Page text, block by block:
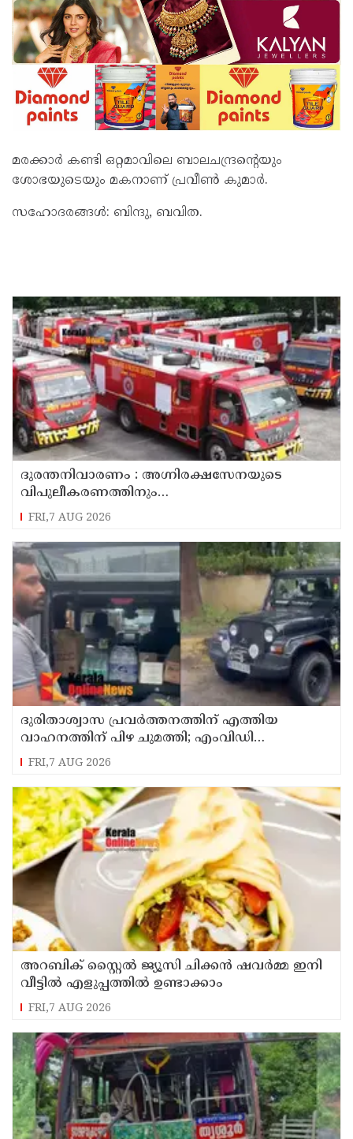
മരക്കാർ കണ്ടി ഒറ്റമാവിലെ ബാലചന്ദ്രന്റെയും
ശോഭയുടെയും മകനാണ് പ്രവീൺ കുമാർ.
സഹോദരങ്ങൾ: ബിന്ദു, ബവിത.
ദുരന്തനിവാരണം : അഗ്നിരക്ഷസേനയുടെ
വിപുലീകരണത്തിനും
ആധുനികവത്കരണത്തിനുമായി 64.21 കോടി
രൂപ കൂടി അനുവദിച്ചു
FRI,7 AUG 2026
ദുരിതാശ്വാസ പ്രവർത്തനത്തിന് എത്തിയ
വാഹനത്തിന് പിഴ ചുമത്തി; എംവിഡി
ഉദ്യോഗസ്ഥന് സസ്പെൻഷൻ
FRI,7 AUG 2026
അറബിക് സ്റ്റൈൽ ജ്യൂസി ചിക്കൻ ഷവർമ്മ ഇനി
വീട്ടിൽ എളുപ്പത്തിൽ ഉണ്ടാക്കാം
FRI,7 AUG 2026